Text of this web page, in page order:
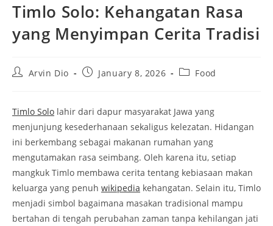
Timlo Solo: Kehangatan Rasa
yang Menyimpan Cerita Tradisi
PostArvin Dio
PostJanuary 8, 2026
PostFood
Timlo Solo lahir dari dapur masyarakat Jawa yang
menjunjung kesederhanaan sekaligus kelezatan. Hidangan
ini berkembang sebagai makanan rumahan yang
mengutamakan rasa seimbang. Oleh karena itu, setiap
mangkuk Timlo membawa cerita tentang kebiasaan makan
keluarga yang penuh wikipedia kehangatan. Selain itu, Timlo
menjadi simbol bagaimana masakan tradisional mampu
bertahan di tengah perubahan zaman tanpa kehilangan jati